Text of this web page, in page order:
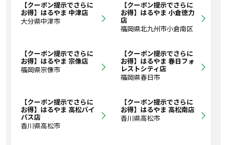
【クーポン提示でさらに
お得】はるやま 中津店
大分県中津市
【クーポン提示でさらに
お得】はるやま 小倉徳力
店
福岡県北九州市小倉南区
【クーポン提示でさらに
お得】はるやま 宗像店
福岡県宗像市
【クーポン提示でさらに
お得】はるやま 春日フォ
レストシティ店
福岡県春日市
【クーポン提示でさらに
お得】はるやま 高松バイ
パス店
香川県高松市
【クーポン提示でさらに
お得】はるやま 高松南店
香川県高松市